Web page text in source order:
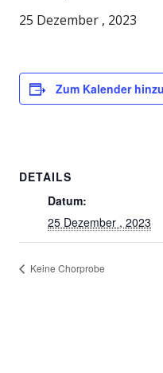
25 Dezember , 2023
Zum Kalender
DETAILS
Datum:
25 Dezember , 2023
Keine Chorprobe